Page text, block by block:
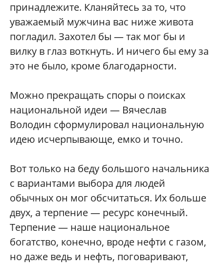
принадлежите. Кланяйтесь за то, что
уважаемый мужчина вас ниже живота
погладил. Захотел бы — так мог бы и
вилку в глаз воткнуть. И ничего бы ему за
это не было, кроме благодарности.
Можно прекращать споры о поисках
национальной идеи — Вячеслав
Володин сформулировал национальную
идею исчерпывающе, емко и точно.
Вот только на беду большого начальника
с вариантами выбора для людей
обычных он мог обсчитаться. Их больше
двух, а терпение — ресурс конечный.
Терпение — наше национальное
богатство, конечно, вроде нефти с газом,
но даже ведь и нефть, поговаривают,